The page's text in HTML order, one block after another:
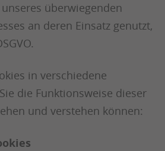
überwiegenden
an deren Einsatz genutzt,
in verschiedene
die Funktionsweise dieser
und verstehen können: